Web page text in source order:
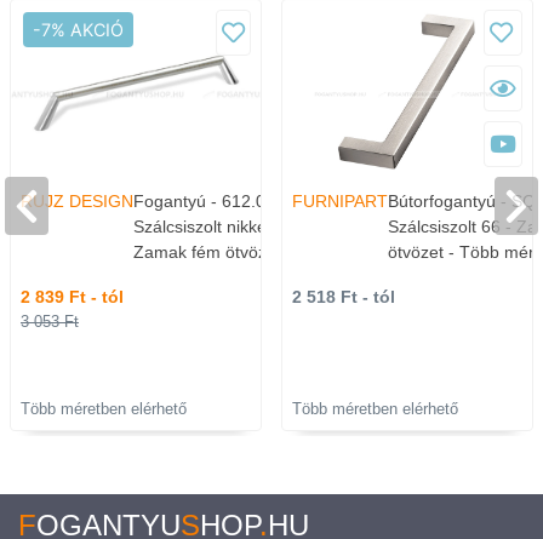
-7% AKCIÓ
RUJZ DESIGNFogantyú - 612.08 -
Szálcsiszolt nikkel NisatE -
Zamak fém ötvözet - Több
2 839 Ft - tól
3 053 Ft
Több méretben elérhető
FURNIPARTBútorfogantyú -
Szálcsiszolt 66 -
ötvözet - Több
2 518 Ft - tól
Több méretben elérhető
FOGANTYUSHOP.HU